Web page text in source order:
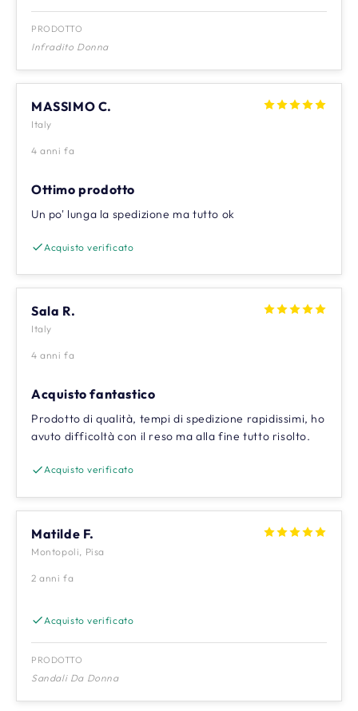
PRODOTTO
Infradito Donna
MASSIMO C.
Italy
4 anni fa
Ottimo prodotto
Un po' lunga la spedizione ma tutto ok
Acquisto verificato
Sala R.
Italy
4 anni fa
Acquisto fantastico
Prodotto di qualità, tempi di spedizione rapidissimi, ho
avuto difficoltà con il reso ma alla fine tutto risolto.
Acquisto verificato
Matilde F.
Montopoli, Pisa
2 anni fa
Acquisto verificato
PRODOTTO
Sandali Da Donna